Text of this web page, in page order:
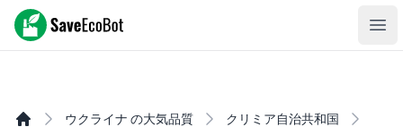
SaveEcoBot
ウクライナ の大気品質
クリミア自治共和国